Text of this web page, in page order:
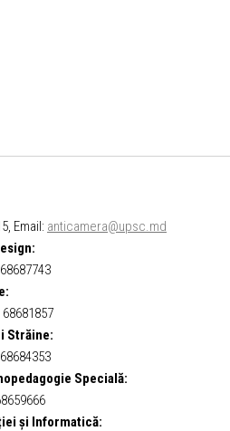
Email: anticamera@upsc.md
Străine:
Specială:
și Informatică: